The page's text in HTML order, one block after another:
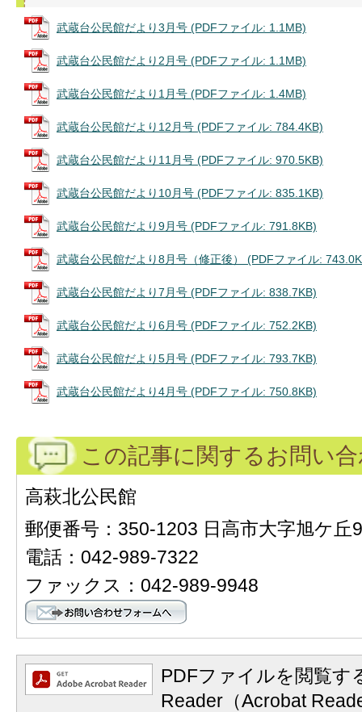
武蔵台公民館だより3月号 (PDFファイル: 1.1MB)
武蔵台公民館だより2月号 (PDFファイル: 1.1MB)
武蔵台公民館だより1月号 (PDFファイル: 1.4MB)
武蔵台公民館だより12月号 (PDFファイル: 784.4KB)
武蔵台公民館だより11月号 (PDFファイル: 970.5KB)
武蔵台公民館だより10月号 (PDFファイル: 835.1KB)
武蔵台公民館だより9月号 (PDFファイル: 791.8KB)
武蔵台公民館だより8月号（修正後） (PDFファイル:
武蔵台公民館だより7月号 (PDFファイル: 838.7KB)
武蔵台公民館だより6月号 (PDFファイル: 752.2KB)
武蔵台公民館だより5月号 (PDFファイル: 793.7KB)
武蔵台公民館だより4月号 (PDFファイル: 750.8KB)
この記事に関するお問い
高萩北公民館
郵便番号：350-1203 日高市大字旭ケ丘
電話：042-989-7322
ファックス：042-989-9948
PDFファイルを閲覧す
Reader（Acrobat